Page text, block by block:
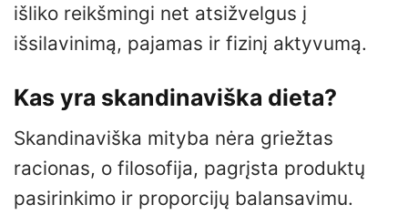
išliko reikšmingi net atsižvelgus į
išsilavinimą, pajamas ir fizinį aktyvumą.
Kas yra skandinaviška dieta?
Skandinaviška mityba nėra griežtas
racionas, o filosofija, pagrįsta produktų
pasirinkimo ir proporcijų balansavimu.